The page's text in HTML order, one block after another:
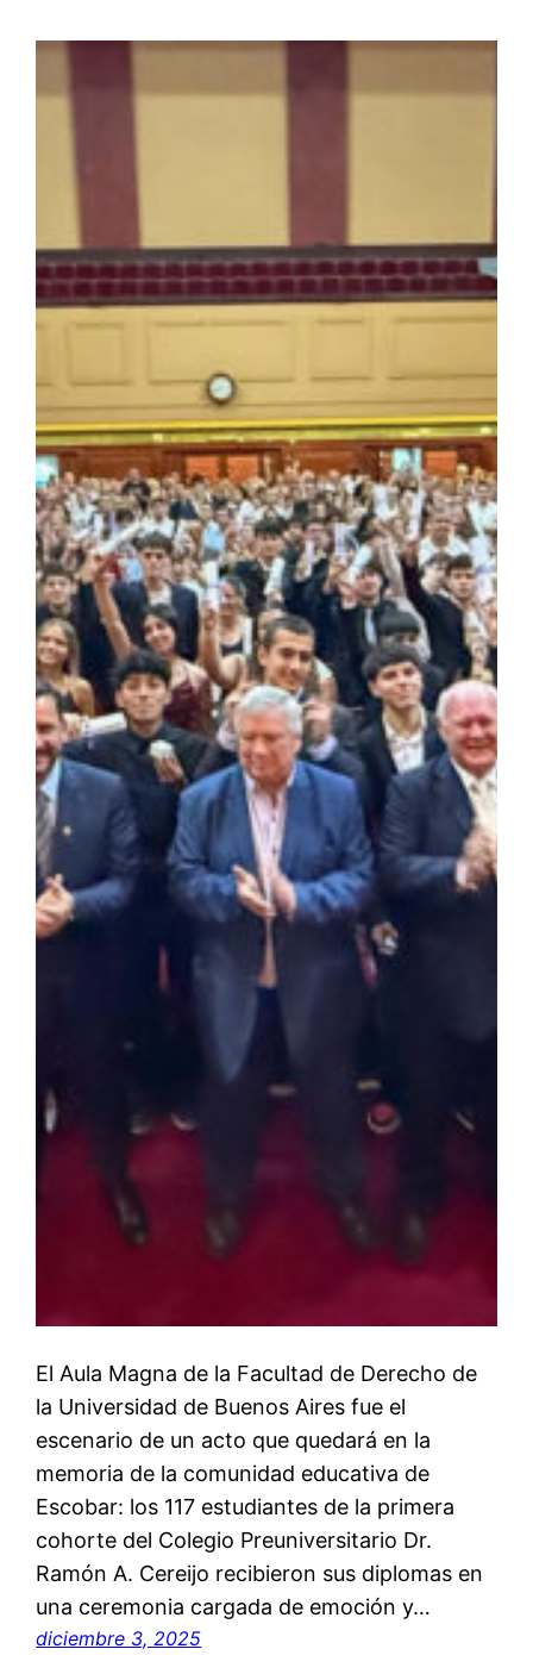
El Aula Magna de la Facultad de Derecho de
la Universidad de Buenos Aires fue el
escenario de un acto que quedará en la
memoria de la comunidad educativa de
Escobar: los 117 estudiantes de la primera
cohorte del Colegio Preuniversitario Dr.
Ramón A. Cereijo recibieron sus diplomas en
una ceremonia cargada de emoción y…
diciembre 3, 2025